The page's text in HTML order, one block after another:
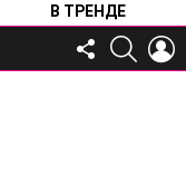
В ТРЕНДЕ
FOLLOW
US